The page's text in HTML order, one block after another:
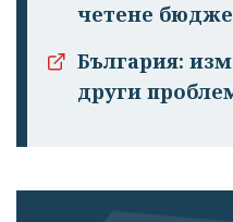
четене
България:
други